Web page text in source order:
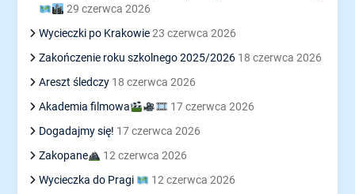
29 czerwca 2026
Wycieczki po Krakowie 23 czerwca 2026
Zakończenie roku szkolnego 2025/2026 18 czerwca 2026
Areszt śledczy 18 czerwca 2026
Akademia filmowa
17 czerwca 2026
Dogadajmy się! 17 czerwca 2026
Zakopane
12 czerwca 2026
Wycieczka do Pragi
12 czerwca 2026